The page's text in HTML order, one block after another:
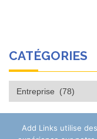
CATÉGORIES
Catégories
Add Links utilise